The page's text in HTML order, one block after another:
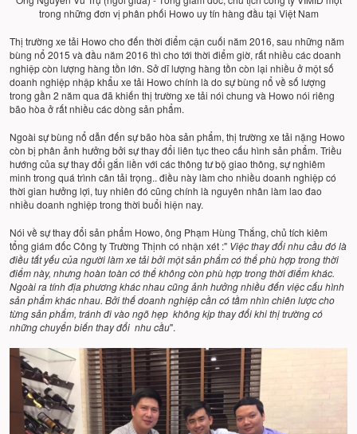
trong những đơn vị phân phối Howo uy tín hàng đầu tại Việt Nam
Thị trường xe tải Howo cho đến thời điểm cận cuối năm 2016, sau những năm
bùng nổ 2015 và đầu năm 2016 thì cho tới thời điểm giờ, rất nhiều các doanh
nghiệp còn lượng hàng tồn lớn. Sở dĩ lượng hàng tồn còn lại nhiều ở một số
doanh nghiệp nhập khẩu xe tải Howo chính là do sự bùng nổ về số lượng
trong gần 2 năm qua đã khiến thị trường xe tải nói chung và Howo nói riêng
bão hòa ở rất nhiều các dòng sản phẩm.
Ngoài sự bùng nổ dẫn đến sự bão hòa sản phẩm, thị trường xe tải nặng Howo
còn bị phân ảnh hưởng bởi sự thay đổi liên tục theo cấu hình sản phẩm. Triều
hướng của sự thay đổi gắn liền với các thông tư bộ giao thông, sự nghiêm
minh trong quá trình cân tải trọng.. điều này làm cho nhiều doanh nghiệp có
thời gian hưởng lợi, tuy nhiên đó cũng chính là nguyên nhân làm lao đao
nhiều doanh nghiệp trong thời buổi hiện nay.
Nói về sự thay đổi sản phẩm Howo, ông Phạm Hùng Thắng, chủ tích kiêm
tổng giám đốc Công ty Trường Thịnh có nhận xét :" Việc thay đổi nhu cầu đó là
điều tất yếu của người làm xe tải bởi một sản phẩm có thể phù hợp trong thời
điểm này, nhưng hoàn toàn có thể không còn phù hợp trong thời điểm khác.
Ngoài ra tính địa phương khác nhau cũng ảnh hưởng nhiều đến việc cấu hình
sản phẩm khác nhau. Bởi thế doanh nghiệp cần có tầm nhìn chiên lược cho
từng sản phẩm, tránh đi vào ngõ hẹp không kịp thay đổi khi thị trường có
những chuyển biến thay đổi nhu cầu".